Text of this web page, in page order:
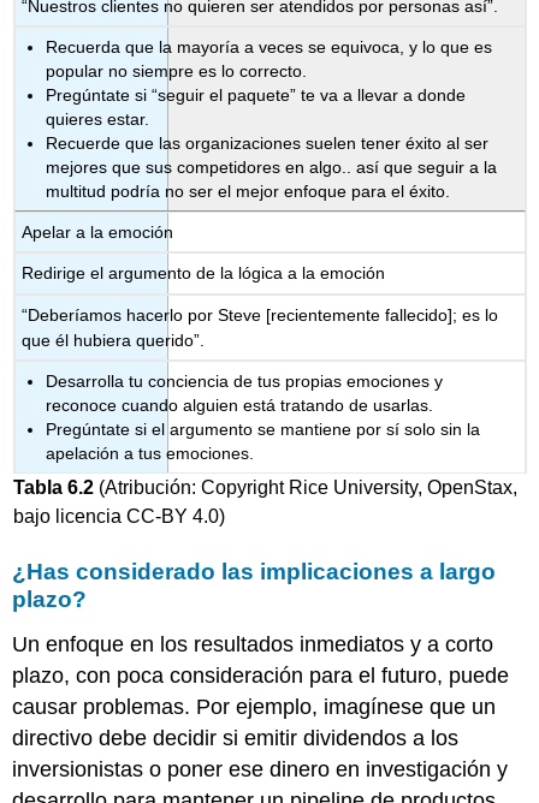
“Nuestros clientes no quieren ser atendidos por personas así”.
Recuerda que la mayoría a veces se equivoca, y lo que es
popular no siempre es lo correcto.
Pregúntate si “seguir el paquete” te va a llevar a donde
quieres estar.
Recuerde que las organizaciones suelen tener éxito al ser
mejores que sus competidores en algo.. así que seguir a la
multitud podría no ser el mejor enfoque para el éxito.
Apelar a la emoción
Redirige el argumento de la lógica a la emoción
“Deberíamos hacerlo por Steve [recientemente fallecido]; es lo
que él hubiera querido”.
Desarrolla tu conciencia de tus propias emociones y
reconoce cuando alguien está tratando de usarlas.
Pregúntate si el argumento se mantiene por sí solo sin la
apelación a tus emociones.
Tabla 6.2(Atribución: Copyright Rice University, OpenStax,
bajo licencia CC-BY 4.0)
¿Has considerado las implicaciones a largo
plazo?
Un enfoque en los resultados inmediatos y a corto
plazo, con poca consideración para el futuro, puede
causar problemas. Por ejemplo, imagínese que un
directivo debe decidir si emitir dividendos a los
inversionistas o poner ese dinero en investigación y